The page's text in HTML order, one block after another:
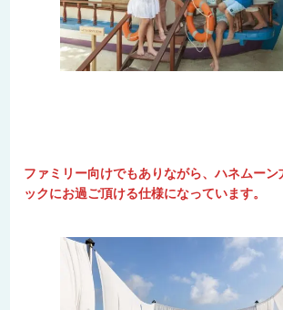
ファミリー向けでもありながら、ハネムーン
ックにお過ご頂ける仕様になっています。